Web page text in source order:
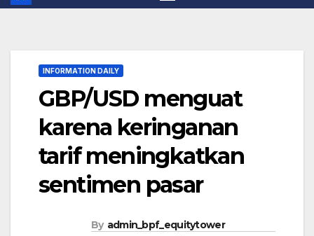
INFORMATION DAILY
GBP/USD menguat
karena keringanan
tarif meningkatkan
sentimen pasar
By admin_bpf_equitytower